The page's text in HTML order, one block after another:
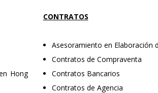
Hong
CONTRATOS
Asesoramiento en Elaboración
Contratos de Compraventa
Contratos Bancarios
Contratos de Agencia